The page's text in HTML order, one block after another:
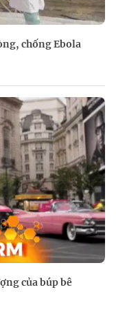
chống Ebola
của búp bê